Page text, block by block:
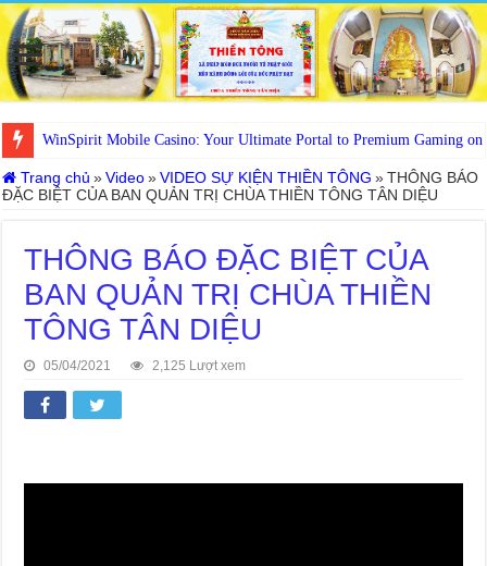
WinSpirit Mobile Casino: Your Ultimate Portal to Premium Gaming on
Trang chủ » Video » VIDEO SỰ KIỆN THIỀN TÔNG » THÔNG BÁO
ĐẶC BIỆT CỦA BAN QUẢN TRỊ CHÙA THIỀN TÔNG TÂN DIỆU
THÔNG BÁO ĐẶC BIỆT CỦA
BAN QUẢN TRỊ CHÙA THIỀN
TÔNG TÂN DIỆU
05/04/2021 2,125 Lượt xem